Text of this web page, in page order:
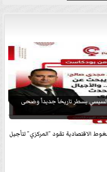
يسطر تاريخاً جديداً وضحى
الاقتصادية تقود ”المركزي” لتأجيل